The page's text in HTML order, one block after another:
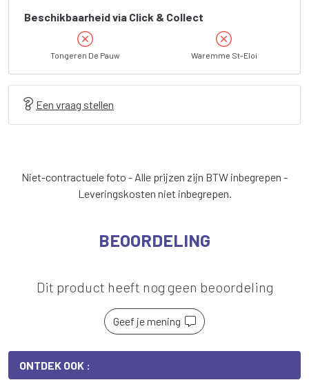
Beschikbaarheid via Click & Collect
Tongeren De Pauw Waremme St-Eloi
Een vraag stellen
Niet-contractuele foto - Alle prijzen zijn BTW inbegrepen -
Leveringskosten niet inbegrepen.
BEOORDELING
Dit product heeft nog geen beoordeling
Geef je mening
ONTDEK OOK :